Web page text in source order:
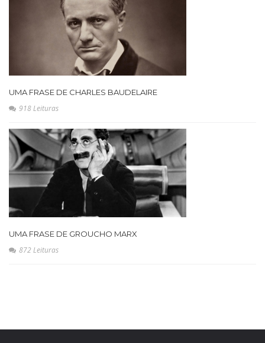
UMA FRASE DE CHARLES BAUDELAIRE
918 Leituras
UMA FRASE DE GROUCHO MARX
872 Leituras